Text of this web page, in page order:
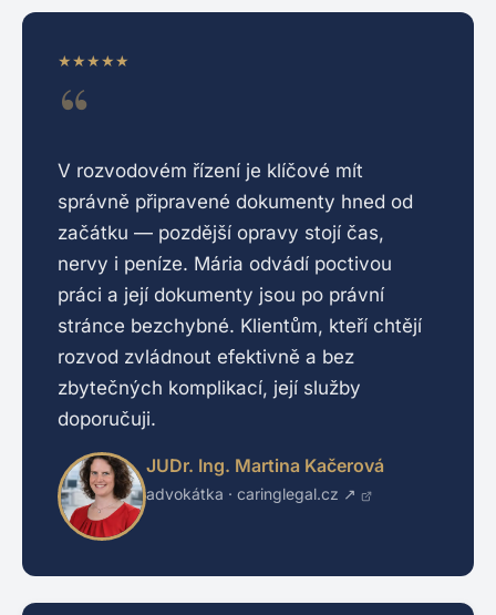
★★★★★
V rozvodovém řízení je klíčové mít
správně připravené dokumenty hned od
začátku — pozdější opravy stojí čas,
nervy i peníze. Mária odvádí poctivou
práci a její dokumenty jsou po právní
stránce bezchybné. Klientům, kteří chtějí
rozvod zvládnout efektivně a bez
zbytečných komplikací, její služby
doporučuji.
JUDr. Ing. Martina Kačerová
advokátka · caringlegal.cz ↗